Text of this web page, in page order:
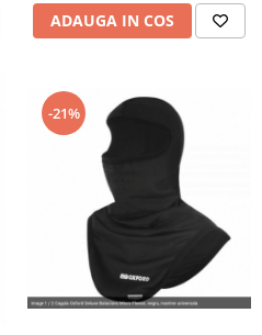
ADAUGA IN COS
-21%